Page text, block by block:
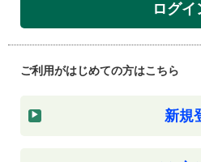
ログイ
ご利用がはじめての方はこちら
新規